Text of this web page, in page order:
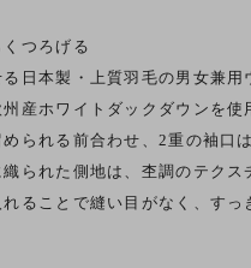
つろげる
日本製・上質羽毛の男女兼用
産ホワイトダックダウンを使
られる前合わせ、2重の袖口
られた側地は、杢調のテク
ることで縫い目がなく、すっ